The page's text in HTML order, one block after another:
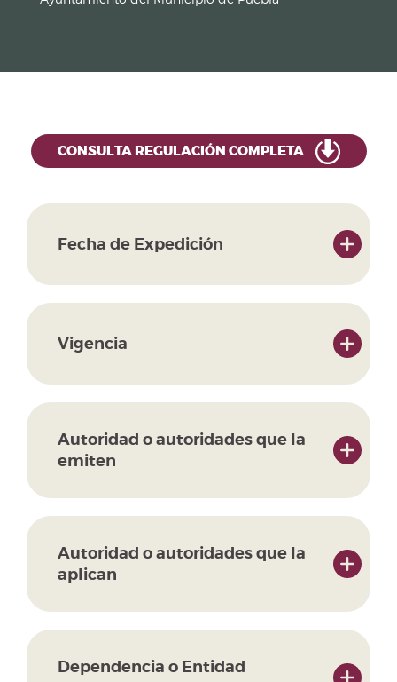
CONSULTA REGULACIÓN COMPLETA
Fecha de Expedición
Vigencia
Autoridad o autoridades que la
emiten
Autoridad o autoridades que la
aplican
Dependencia o Entidad